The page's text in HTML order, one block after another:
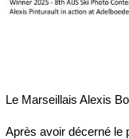
Le Marseillais Alexis
Après avoir décerné le